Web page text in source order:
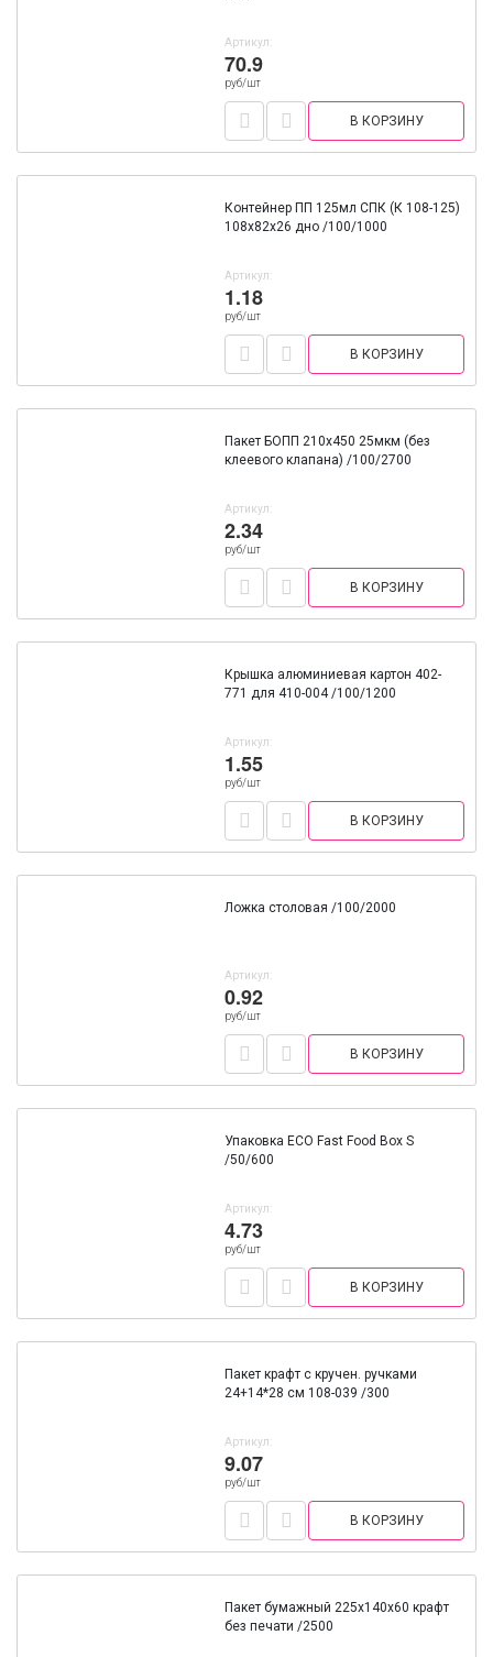
Артикул:
70.9
руб/шт
В КОРЗИНУ
Контейнер ПП 125мл СПК (К 108-125)
108х82х26 дно /100/1000
Артикул:
1.18
руб/шт
В КОРЗИНУ
Пакет БОПП 210х450 25мкм (без
клеевого клапана) /100/2700
Артикул:
2.34
руб/шт
В КОРЗИНУ
Крышка алюминиевая картон 402-
771 для 410-004 /100/1200
Артикул:
1.55
руб/шт
В КОРЗИНУ
Ложка столовая /100/2000
Артикул:
0.92
руб/шт
В КОРЗИНУ
Упаковка ECO Fast Food Box S
/50/600
Артикул:
4.73
руб/шт
В КОРЗИНУ
Пакет крафт с кручен. ручками
24+14*28 см 108-039 /300
Артикул:
9.07
руб/шт
В КОРЗИНУ
Пакет бумажный 225х140х60 крафт
без печати /2500